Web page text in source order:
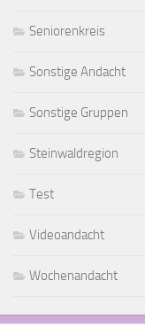
Seniorenkreis
Sonstige Andacht
Sonstige Gruppen
Steinwaldregion
Test
Videoandacht
Wochenandacht